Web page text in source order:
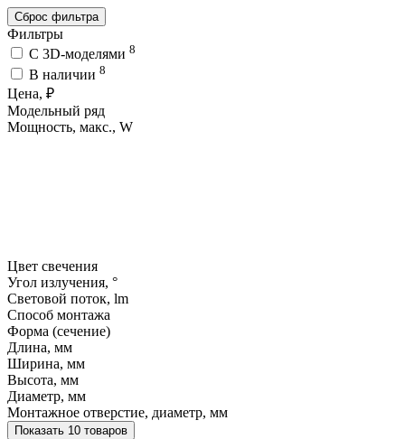
Сброс фильтра
Фильтры
C 3D-моделями 8
В наличии 8
Цена, ₽
Модельный ряд
Мощность, макс., W
Цвет свечения
Угол излучения, °
Световой поток, lm
Способ монтажа
Форма (сечение)
Длина, мм
Ширина, мм
Высота, мм
Диаметр, мм
Монтажное отверстие, диаметр, мм
Показать 10 товаров